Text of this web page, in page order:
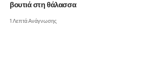
βουτιά στη θάλασσα
1 Λεπτά Ανάγνωσης